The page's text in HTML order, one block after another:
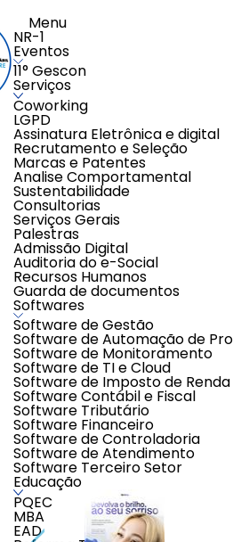
Menu
NR-1
Eventos
11° Gescon
Serviços
Coworking
LGPD
Assinatura Eletrônica e digital
Recrutamento e Seleção
Marcas e Patentes
Analise Comportamental
Sustentabilidade
Consultorias
Serviços Gerais
Palestras
Admissão Digital
Auditoria do e-Social
Recursos Humanos
Guarda de documentos
Softwares
Software de Gestão
Software de Automação de
Software de Monitoramento
Software de TI e Cloud
Software de Imposto de Renda
Software Contábil e Fiscal
Software Tributário
Software Financeiro
Software de Controladoria
Software de Atendimento
Software Terceiro Setor
Educação
PQEC
MBA
EAD
Benefícios > Planos de Saúde